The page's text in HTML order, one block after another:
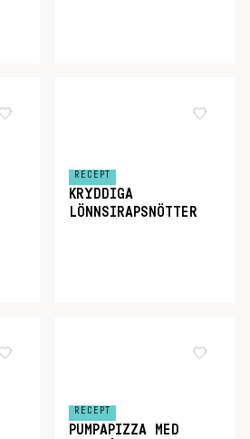
RECEPT
KRYDDIGA
LÖNNSIRAPSNÖTTER
RECEPT
PUMPAPIZZA MED